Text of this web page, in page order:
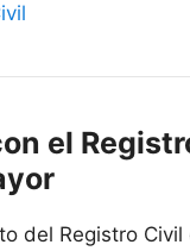
el
del Registro Civil